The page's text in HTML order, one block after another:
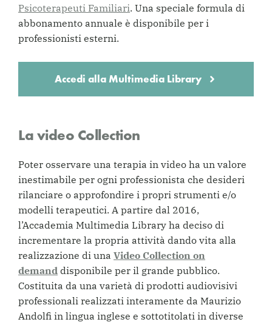
Psicoterapeuti Familiari. Una speciale formula di
abbonamento annuale è disponibile per i
professionisti esterni.
Accedi alla Multimedia Library
La video Collection
Poter osservare una terapia in video ha un valore
inestimabile per ogni professionista che desideri
rilanciare o approfondire i propri strumenti e/o
modelli terapeutici. A partire dal 2016,
l’Accademia Multimedia Library ha deciso di
incrementare la propria attività dando vita alla
realizzazione di una Video Collection on
demand disponibile per il grande pubblico.
Costituita da una varietà di prodotti audiovisivi
professionali realizzati interamente da Maurizio
Andolfi in lingua inglese e sottotitolati in diverse